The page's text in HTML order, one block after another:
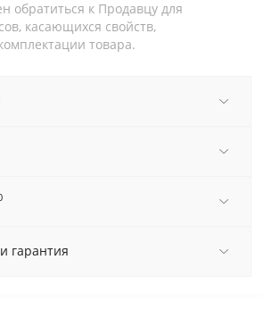
обратиться к Продавцу для
касающихся свойств,
товара.
гарантия